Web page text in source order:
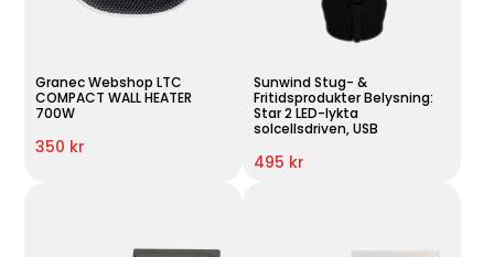
Granec Webshop LTC
COMPACT WALL HEATER
700W
350 kr
Sunwind Stug- &
Fritidsprodukter Belysning:
Star 2 LED-lykta
solcellsdriven, USB
495 kr